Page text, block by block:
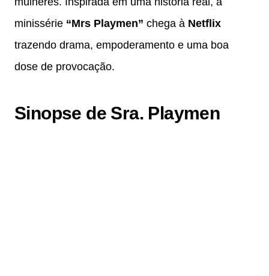
minissérie “Mrs Playmen” chega à Netflix
trazendo drama, empoderamento e uma boa
dose de provocação.
Sinopse de Sra. Playmen